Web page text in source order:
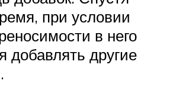
при условии
в него
добавлять другие